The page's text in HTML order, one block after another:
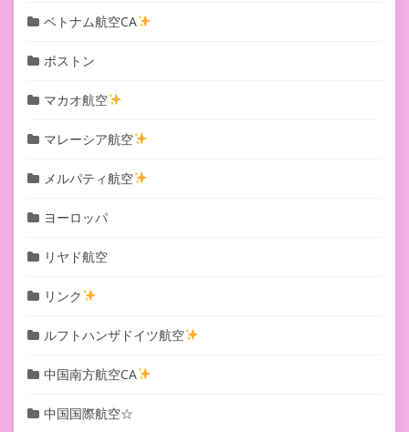
ベトナム航空CA
ボストン
マカオ航空
マレーシア航空
メルパティ航空
ヨーロッパ
リヤド航空
リンク
ルフトハンザドイツ航空
中国南方航空CA
中国国際航空☆